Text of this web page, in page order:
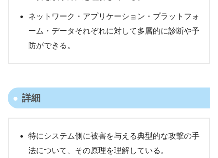
ネットワーク・アプリケーション・プラットフォ
ーム・データそれぞれに対して多層的に診断や予
防ができる。
詳細
特にシステム側に被害を与える典型的な攻撃の手
法について、その原理を理解している。